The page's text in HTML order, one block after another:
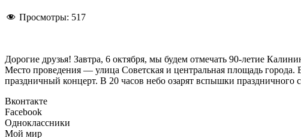
Просмотры: 517
Дорогие друзья! Завтра, 6 октября, мы будем отмечать 90-летие
Место проведения — улица Советская и центральная площадь города.
праздничный концерт. В 20 часов небо озарят вспышки
Вконтакте
Facebook
Одноклассники
Мой мир